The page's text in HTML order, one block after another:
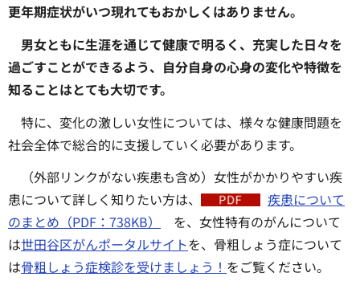
更年期症状がいつ現れてもおかしくはありません。
男女ともに生涯を通じて健康で明るく、充実した日々を
過ごすことができるよう、自分自身の心身の変化や特徴を
知ることはとても大切です。
特に、変化の激しい女性については、様々な健康問題を
社会全体で総合的に支援していく必要があります。
（外部リンクがない疾患も含め）女性がかかりやすい疾
患について詳しく知りたい方は、
疾患について
のまとめ（PDF：738KB）
を、女性特有のがんについて
は世田谷区がんポータルサイトを、骨粗しょう症について
は骨粗しょう症検診を受けましょう！ をご覧ください。